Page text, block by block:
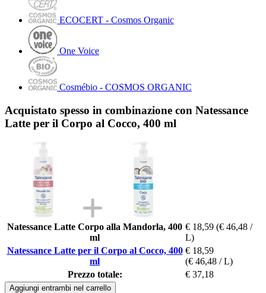
ECOCERT - Cosmos Organic
One Voice
Cosmébio - COSMOS ORGANIC
Acquistato spesso in combinazione con Natessance
Latte per il Corpo al Cocco, 400 ml
Natessance Latte Corpo alla Mandorla, 400
ml
€ 18,59 (€ 46,48 /
L)
Natessance Latte per il Corpo al Cocco, 400
ml
€ 18,59
(€ 46,48 / L)
Prezzo totale:
€ 37,18
Aggiungi entrambi nel carrello